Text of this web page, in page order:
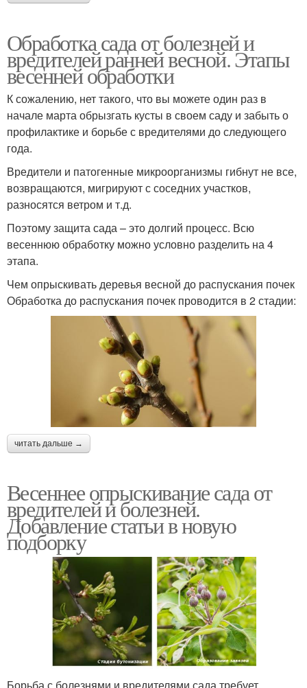
Обработка сада от болезней и
вредителей ранней весной. Этапы
весенней обработки
К сожалению, нет такого, что вы можете один раз в
начале марта обрызгать кусты в своем саду и забыть о
профилактике и борьбе с вредителями до следующего
года.
Вредители и патогенные микроорганизмы гибнут не все,
возвращаются, мигрируют с соседних участков,
разносятся ветром и т.д.
Поэтому защита сада – это долгий процесс. Всю
весеннюю обработку можно условно разделить на 4
этапа.
Чем опрыскивать деревья весной до распускания почек
Обработка до распускания почек проводится в 2 стадии:
читать дальше →
Весеннее опрыскивание сада от
вредителей и болезней.
Добавление статьи в новую
подборку